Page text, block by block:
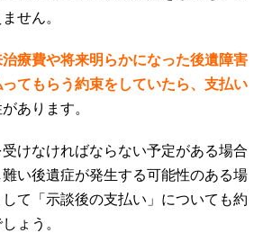
せん。
療費や将来明らかになった後遺障害
てもらう約束をしていたら、支払い
あります。
けなければならない予定がある場合
い後遺症が発生する可能性のある場
て「示談後の支払い」についても約
ょう。